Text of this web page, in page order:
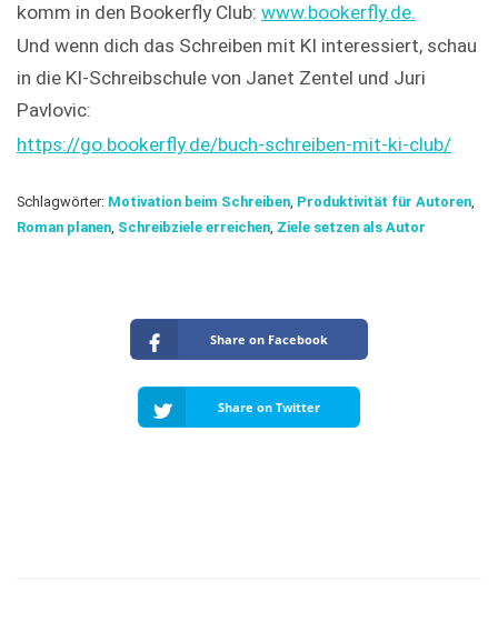
komm in den Bookerfly Club: www.bookerfly.de.
Und wenn dich das Schreiben mit KI interessiert, schau
in die KI-Schreibschule von Janet Zentel und Juri
Pavlovic:
https://go.bookerfly.de/buch-schreiben-mit-ki-club/
Schlagwörter: Motivation beim Schreiben Produktivität für Autoren
Roman planen Schreibziele erreichen Ziele setzen als Autor
Share on Facebook
Share on Twitter